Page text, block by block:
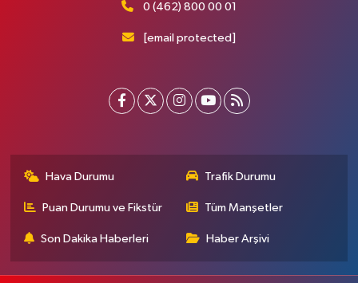
0 (462) 800 00 01
[email protected]
Hava Durumu Trafik Durumu
Puan Durumu ve Fikstür Tüm Manşetler
Son Dakika Haberleri Haber Arşivi